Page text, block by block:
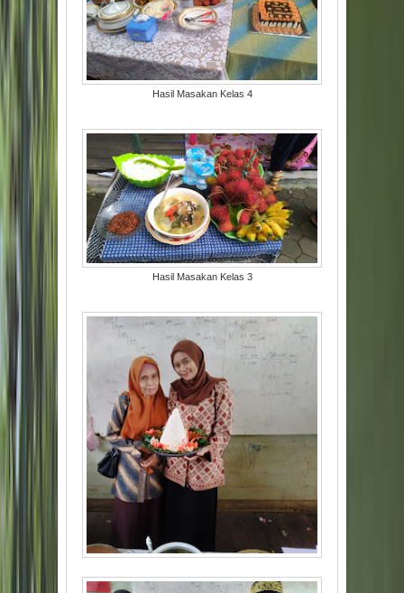
Hasil Masakan Kelas 4
Hasil Masakan Kelas 3